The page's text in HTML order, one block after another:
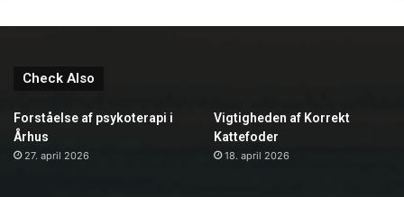
Check Also
Forståelse af psykoterapi i
Århus
27. april 2026
Vigtigheden af Korrekt
Kattefoder
18. april 2026